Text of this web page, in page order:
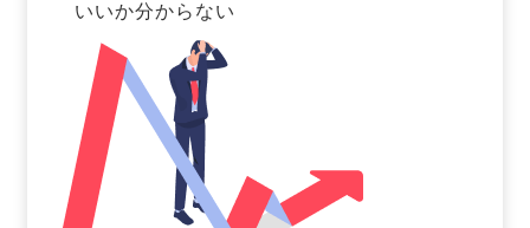
いいか分からない